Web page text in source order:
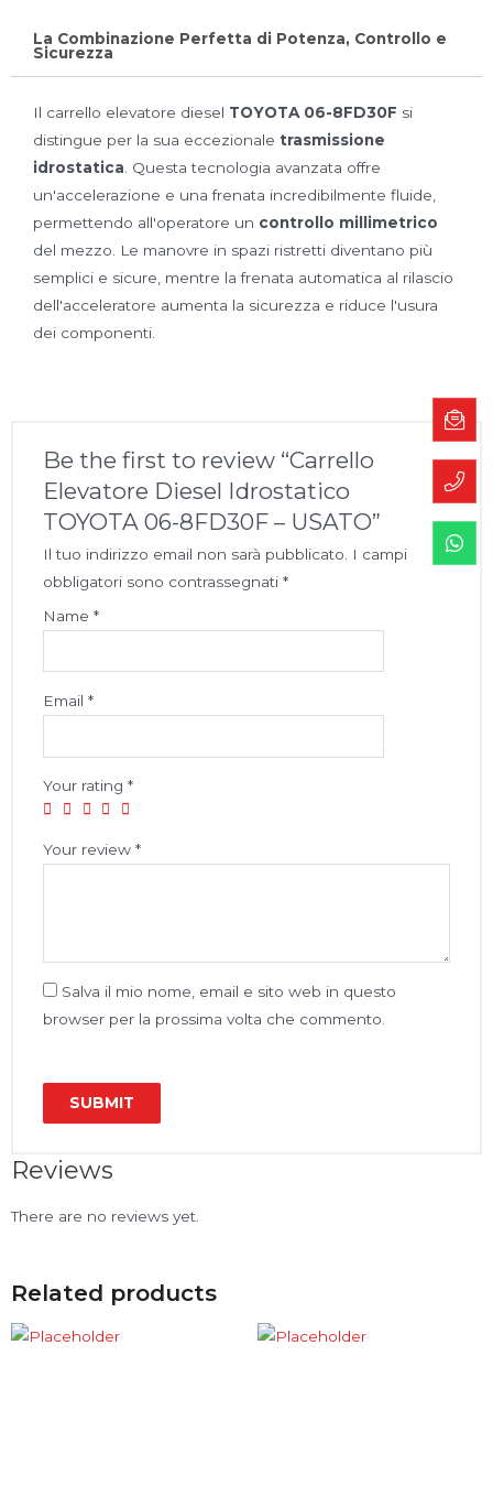
La Combinazione Perfetta di Potenza, Controllo e
Sicurezza
Il carrello elevatore diesel TOYOTA 06-8FD30F si
distingue per la sua eccezionale trasmissione
idrostatica . Questa tecnologia avanzata offre
un'accelerazione e una frenata incredibilmente fluide,
permettendo all'operatore un controllo millimetrico
del mezzo. Le manovre in spazi ristretti diventano più
semplici e sicure, mentre la frenata automatica al rilascio
dell'acceleratore aumenta la sicurezza e riduce l'usura
dei componenti.
Reviews
There are no reviews yet.
Be the first to review “Carrello
Elevatore Diesel Idrostatico
TOYOTA 06-8FD30F – USATO”
Il tuo indirizzo email non sarà pubblicato.
I campi
obbligatori sono contrassegnati*
Name*
Email*
Your rating*
Your review*
Salva il mio nome, email e sito web in questo
browser per la prossima volta che commento.
Related products